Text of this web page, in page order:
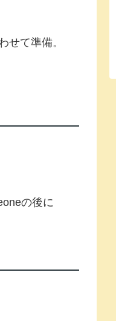
せて準備。
の後に